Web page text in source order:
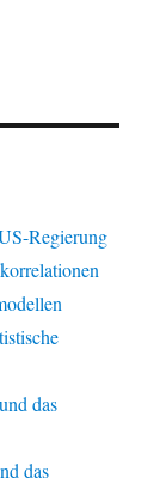
Regierung
das
das